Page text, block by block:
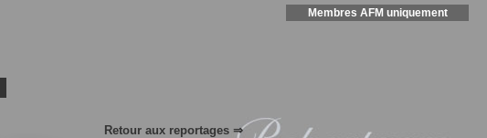
Membres AFM uniquement
Retour aux reportages ⇒